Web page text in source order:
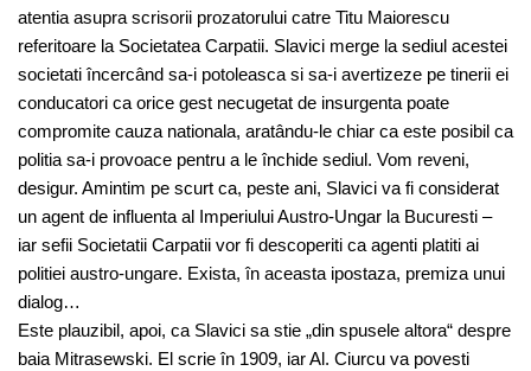
atentia asupra scrisorii prozatorului catre Titu Maiorescu
referitoare la Societatea Carpatii. Slavici merge la sediul acestei
societati încercând sa-i potoleasca si sa-i avertizeze pe tinerii ei
conducatori ca orice gest necugetat de insurgenta poate
compromite cauza nationala, aratându-le chiar ca este posibil ca
politia sa-i provoace pentru a le închide sediul. Vom reveni,
desigur. Amintim pe scurt ca, peste ani, Slavici va fi considerat
un agent de influenta al Imperiului Austro-Ungar la Bucuresti –
iar sefii Societatii Carpatii vor fi descoperiti ca agenti platiti ai
politiei austro-ungare. Exista, în aceasta ipostaza, premiza unui
dialog…
Este plauzibil, apoi, ca Slavici sa stie „din spusele altora“ despre
baia Mitrasewski. El scrie în 1909, iar Al. Ciurcu va povesti